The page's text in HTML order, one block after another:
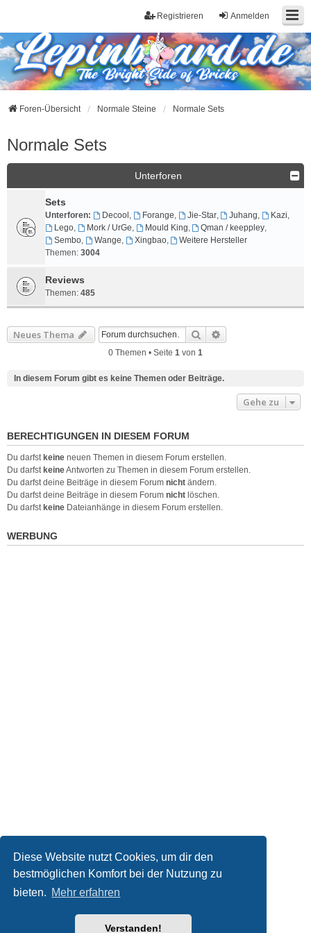
Diese Website nutzt Cookies, um dir den
bestmöglichen Komfort bei der Nutzung zu
bieten. Mehr erfahren
Verstanden!
Anmelden
Registrieren
Foren-Übersicht Normale Steine Normale Sets
Normale Sets
Unterforen
Sets
Unterforen: Decool , Forange, Jie-Star, Juhang, Kazi,
Lego, Mork / UrGe, Mould King, Qman / keeppley,
Sembo, Wange, Xingbao,
Weitere Hersteller
Themen: 3004
Reviews
Themen: 485
Neues Thema Suche
0 Themen • Seite 1 von 1
In diesem Forum gibt es keine Themen oder Beiträge.
Gehe zu
BERECHTIGUNGEN IN DIESEM FORUM
Du darfst keine neuen Themen in diesem Forum erstellen.
Du darfst keineAntworten zu Themen in diesem Forum erstellen.
Du darfst deine Beiträge in diesem Forum nicht ändern.
Du darfst deine Beiträge in diesem Forum nicht löschen.
Du darfst keine Dateianhänge in diesem Forum erstellen.
WERBUNG
Kontakt
® Forum Software © phpBB Limited
phpBB.de